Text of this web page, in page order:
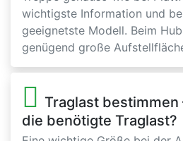
wichtigste Information und
geeignetste Modell. Beim
genügend große
Traglast bestimmen
die benötigte Traglast?